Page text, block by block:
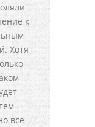
к
Хотя
все